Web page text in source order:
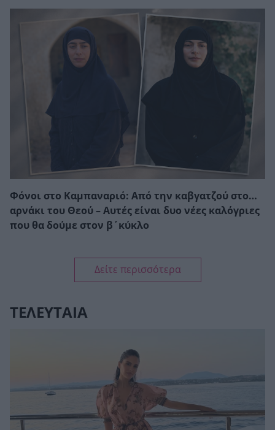
Φόνοι στο Καμπαναριό: Από την καβγατζού στο…
αρνάκι του Θεού – Αυτές είναι δυο νέες καλόγριες
που θα δούμε στον β΄κύκλο
Δείτε περισσότερα
ΤΕΛΕΥΤΑΙΑ